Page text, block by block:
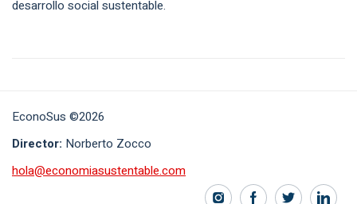
desarrollo social sustentable.
EconoSus ©2026
Director: Norberto Zocco
hola@economiasustentable.com